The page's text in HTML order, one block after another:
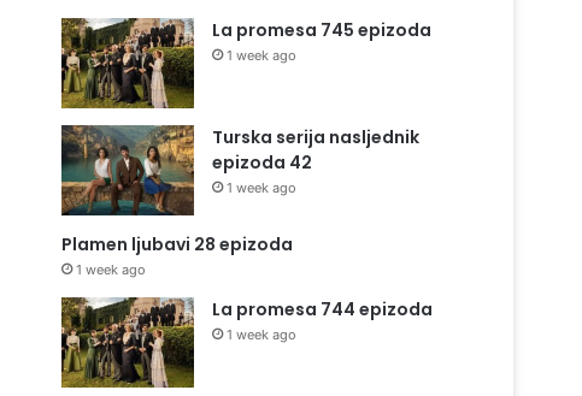
La promesa 745 epizoda
1 week ago
Turska serija nasljednik
epizoda 42
1 week ago
Plamen ljubavi 28 epizoda
1 week ago
La promesa 744 epizoda
1 week ago